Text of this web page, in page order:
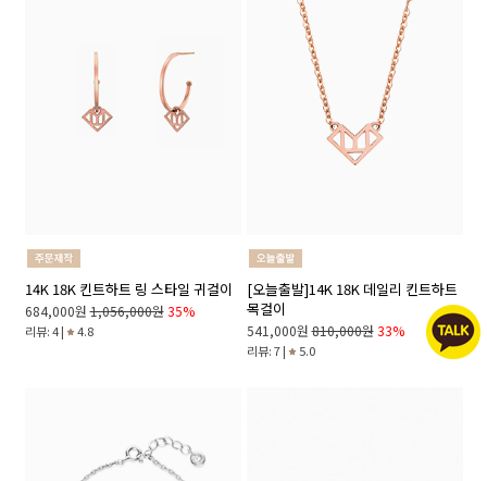
14K 18K 킨트하트 링 스타일 귀걸이
684,000원 1,056,000원 35%
리뷰: 4 | 4.8
[오늘출발]14K 18K 데일리 킨트하트
목걸이
541,000원 810,000원 33%
리뷰: 7 | 5.0